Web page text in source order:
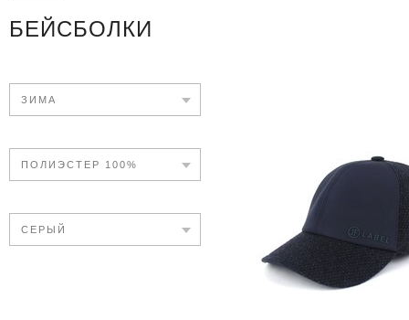
БЕЙСБОЛКИ
ЗИМА
ПОЛИЭСТЕР 100%
СЕРЫЙ